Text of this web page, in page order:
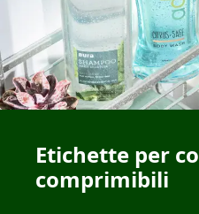
Etichette per
comprimibili